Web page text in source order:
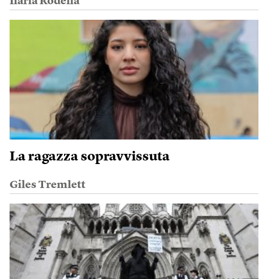
La ragazza sopravvissuta
Giles Tremlett